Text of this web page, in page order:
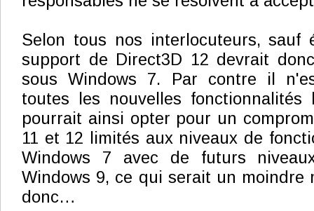
Selon tous nos interlocuteurs, sauf
support de Direct3D 12 devrait
sous Windows 7. Par contre il
toutes les nouvelles fonctionnalités
pourrait ainsi opter pour un
11 et 12 limités aux niveaux de
Windows 7 avec de futurs
Windows 9, ce qui serait un moindre
donc…